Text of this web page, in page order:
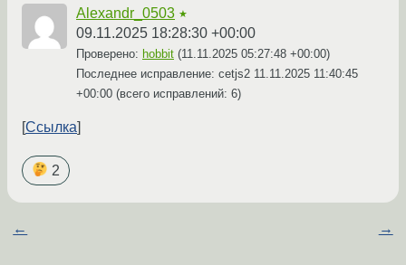
Alexandr_0503 ★
09.11.2025 18:28:30 +00:00
Проверено: hobbit (11.11.2025 05:27:48 +00:00)
Последнее исправление: cetjs2 11.11.2025 11:40:45
+00:00 (всего исправлений: 6)
Ссылка
2
← →